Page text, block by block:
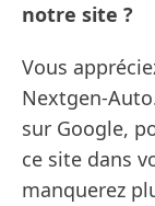
notre site ?
Vous
Nextgen-
sur Google,
ce site dans
manquerez